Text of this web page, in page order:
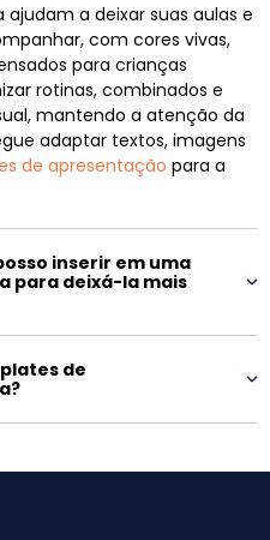
a deixar suas aulas e
com cores vivas,
para crianças
rotinas, combinados e
mantendo a atenção da
adaptar textos, imagens
de apresentação para a
inserir em uma
para deixá-la mais
de